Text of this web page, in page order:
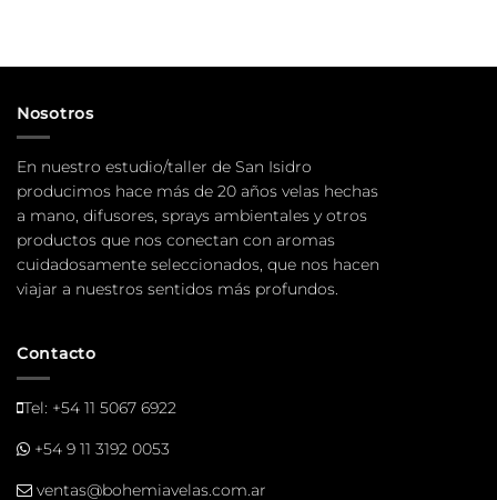
Nosotros
En nuestro estudio/taller de San Isidro
producimos hace más de 20 años velas hechas
a mano, difusores, sprays ambientales y otros
productos que nos conectan con aromas
cuidadosamente seleccionados, que nos hacen
viajar a nuestros sentidos más profundos.
Contacto
Tel: +54 11 5067 6922
+54 9 11 3192 0053
ventas@bohemiavelas.com.ar